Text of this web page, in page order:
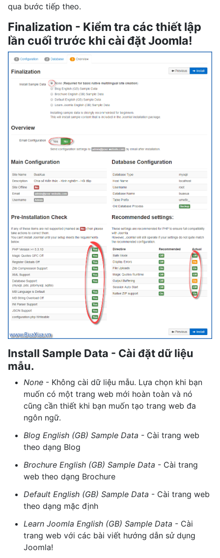
qua bước tiếp theo.
Finalization - Kiểm tra các thiết lập
lần cuối trước khi cài đặt Joomla!
Install Sample Data - Cài đặt dữ liệu
mẫu.
None - Không cài dữ liệu mẫu. Lựa chọn khi bạn
muốn có một trang web mới hoàn toàn và nó
cũng cần thiết khi bạn muốn tạo trang web đa
ngôn ngữ.
Blog English (GB) Sample Data - Cài trang web
theo dạng Blog
Brochure English (GB) Sample Data - Cài trang
web theo dạng Brochure
Default English (GB) Sample Data - Cài trang web
theo dạng mặc định
Learn Joomla English (GB) Sample Data - Cài
trang web với các bài viết hướng dẫn sử dụng
Joomla!